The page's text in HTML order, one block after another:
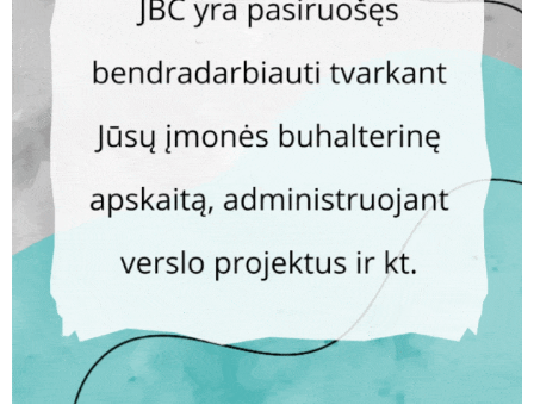
Atnaujintas sunkių ligų sąrašas: daugiau sunkiomis
ligomis sergančių gyventojų galės nutraukti pensijų
kaupimą
IVAIROVES
Kelionės Lietuvoje taps patogesnės: investuoja milijonus į
poilsio aikšteles